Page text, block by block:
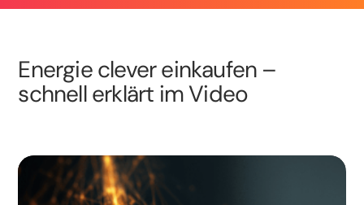
Energie clever einkaufen –
schnell erklärt im Video